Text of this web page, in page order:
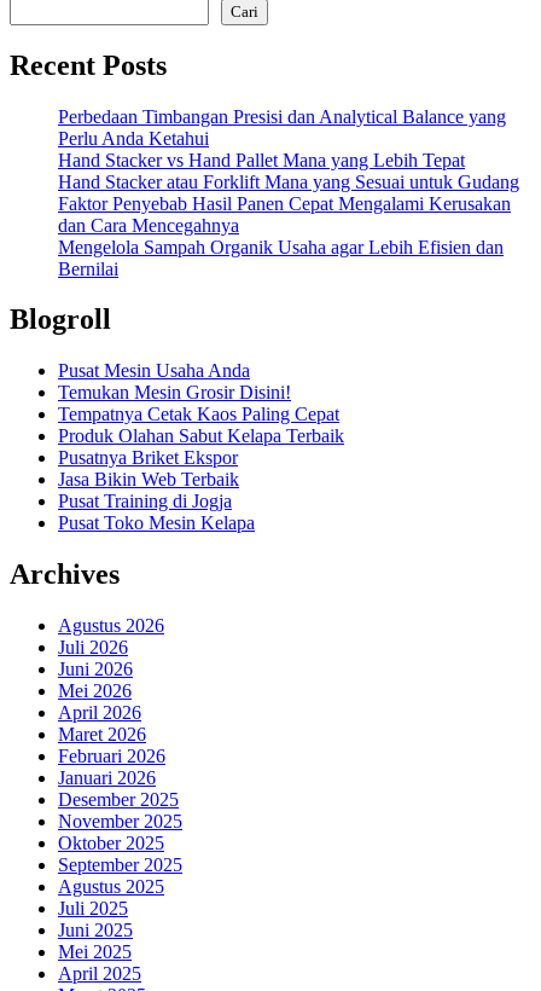
Cari
Recent Posts
Perbedaan Timbangan Presisi dan Analytical Balance yang
Perlu Anda Ketahui
Hand Stacker vs Hand Pallet Mana yang Lebih Tepat
Hand Stacker atau Forklift Mana yang Sesuai untuk Gudang
Faktor Penyebab Hasil Panen Cepat Mengalami Kerusakan
dan Cara Mencegahnya
Mengelola Sampah Organik Usaha agar Lebih Efisien dan
Bernilai
Blogroll
Pusat Mesin Usaha Anda
Temukan Mesin Grosir Disini!
Tempatnya Cetak Kaos Paling Cepat
Produk Olahan Sabut Kelapa Terbaik
Pusatnya Briket Ekspor
Jasa Bikin Web Terbaik
Pusat Training di Jogja
Pusat Toko Mesin Kelapa
Archives
Agustus 2026
Juli 2026
Juni 2026
Mei 2026
April 2026
Maret 2026
Februari 2026
Januari 2026
Desember 2025
November 2025
Oktober 2025
September 2025
Agustus 2025
Juli 2025
Juni 2025
Mei 2025
April 2025